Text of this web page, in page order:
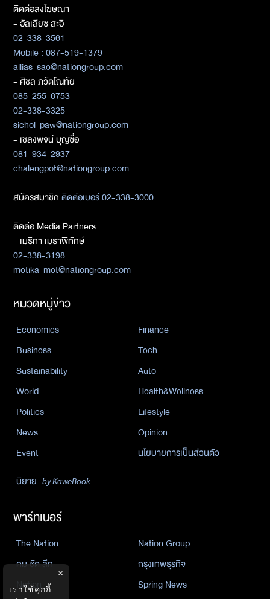
ติดต่อลงโฆษณา
- อัลเลียซ สะอิ
02-338-3561
Mobile : 087-519-1379
allias_sae@nationgroup.com
- ศิชล ภวัตโณทัย
085-255-6753
02-338-3325
sichol_paw@nationgroup.com
- เชลงพจน์ บุญซื่อ
081-934-2937
chalengpot@nationgroup.com
สมัครสมาชิกติดต่อเบอร์ 02-338-3000
ติดต่อ Media Partners
- เมธิกา เมธาพิทักษ์
02-338-3198
metika_met@nationgroup.com
หมวดหมู่ข่าว
Economics
Finance
Business
Tech
Sustainability
Auto
World
Health&Wellness
Politics
Lifestyle
News
Opinion
Event
นโยบายการเป็นส่วนตัว
นิยาย by KaweBook
พาร์ทเนอร์
The Nation
Nation Group
คม ชัด ลึก
กรุงเทพธุรกิจ
Nation
Spring News
×
เราใช้คุกกี้